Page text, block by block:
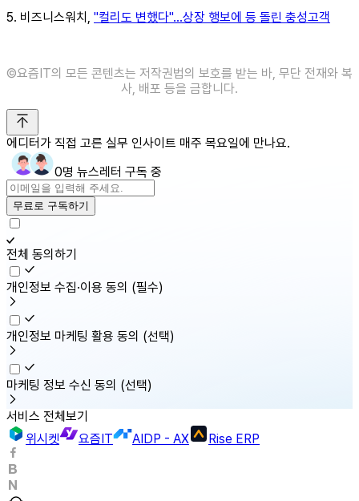
5. 비즈니스워치, "컬리도 변했다"…상장 행보에 등 돌린 충성고객
©️요즘IT의 모든 콘텐츠는 저작권법의 보호를 받는 바, 무단 전재와 복
사, 배포 등을 금합니다.
에디터가 직접 고른 실무 인사이트 매주 목요일에 만나요.
0명 뉴스레터 구독 중
무료로 구독하기
전체 동의하기
개인정보 수집·이용 동의 (필수)
개인정보 마케팅 활용 동의 (선택)
마케팅 정보 수신 동의 (선택)
서비스 전체보기
위시켓
요즘IT AIDP - AX Rise ERP